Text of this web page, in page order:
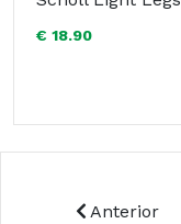
€ 18.90
Anterior